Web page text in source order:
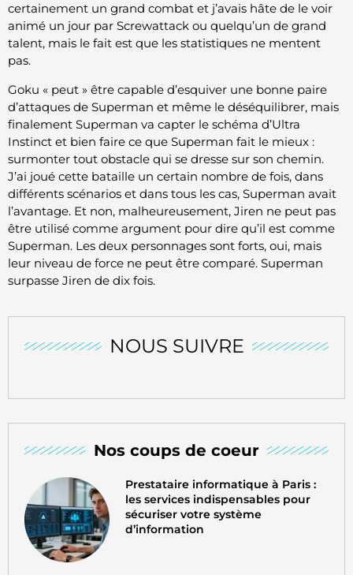
NOUS SUIVRE
Nos coups de coeur
Prestataire informatique à Paris :
les services indispensables pour
sécuriser votre système
d’information
certainement un grand combat et j’avais hâte de le voir
animé un jour par Screwattack ou quelqu’un de grand
talent, mais le fait est que les statistiques ne mentent
pas.
Goku « peut » être capable d’esquiver une bonne paire
d’attaques de Superman et même le déséquilibrer, mais
finalement Superman va capter le schéma d’Ultra
Instinct et bien faire ce que Superman fait le mieux :
surmonter tout obstacle qui se dresse sur son chemin.
J’ai joué cette bataille un certain nombre de fois, dans
différents scénarios et dans tous les cas, Superman avait
l’avantage. Et non, malheureusement, Jiren ne peut pas
être utilisé comme argument pour dire qu’il est comme
Superman. Les deux personnages sont forts, oui, mais
leur niveau de force ne peut être comparé. Superman
surpasse Jiren de dix fois.